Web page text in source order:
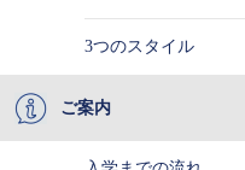
3つのスタイル
ご案内